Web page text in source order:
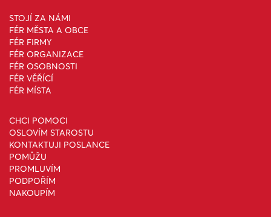
STOJÍ ZA NÁMI
FÉR MĚSTA A OBCE
FÉR FIRMY
FÉR ORGANIZACE
FÉR OSOBNOSTI
FÉR VĚŘÍCÍ
FÉR MÍSTA
CHCI POMOCI
OSLOVÍM STAROSTU
KONTAKTUJI POSLANCE
POMŮŽU
PROMLUVÍM
PODPOŘÍM
NAKOUPÍM